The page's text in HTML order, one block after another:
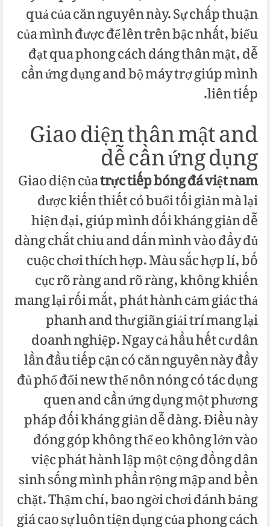
quả của căn nguyên này. Sự chấp thuận
của mình được để lên trên bậc nhất, biểu
đạt qua phong cách dáng thân mật, dễ
cần ứng dụng and bộ máy trợ giúp mình
liên tiếp.
Giao diện thân mật and
dễ cần ứng dụng
Giao diện củatrực tiếp bóng đá việt nam
được kiến thiết có buổi tối giản mà lại
hiện đại, giúp mình đối kháng giản dễ
dàng chắt chiu and dấn mình vào đầy đủ
cuộc chơi thích hợp. Màu sắc hợp lí, bố
cục rõ ràng and rõ ràng, không khiến
mang lại rối mắt, phát hành cảm giác thả
phanh and thư giãn giải trí mang lại
doanh nghiệp. Ngay cả hầu hết cư dân
lần đầu tiếp cận có căn nguyên này đầy
đủ phổ đổi new thể nôn nóng có tác dụng
quen and cần ứng dụng một phương
pháp đối kháng giản dễ dàng. Điều này
đóng góp không thể eo không lớn vào
việc phát hành lập một cộng đồng dân
sinh sống mình phần rộng mập and bền
chặt. Thậm chí, bao ngời chơi đánh bảng